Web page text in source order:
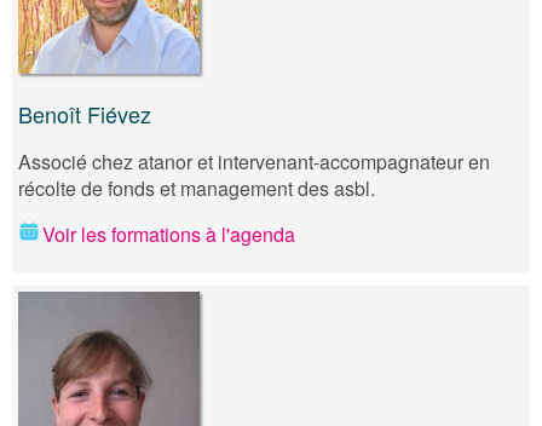
Benoît Fiévez
Associé chez atanor et intervenant-accompagnateur en
récolte de fonds et management des asbl.
Voir les formations à l'agenda